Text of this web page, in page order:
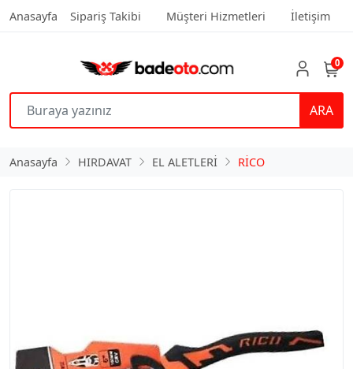
Anasayfa Sipariş Takibi Müşteri Hizmetleri İletişim
ARA
0
Anasayfa HIRDAVAT EL ALETLERİ RİCO